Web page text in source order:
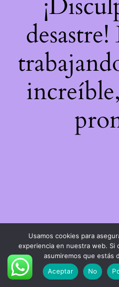
Usamos cookies para
experiencia en nuestra web. Si
asumiremos que estás
Aceptar
No